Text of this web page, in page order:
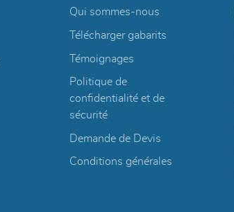
Qui sommes-nous
Télécharger gabarits
Témoignages
Politique de
confidentialité et de
sécurité
Demande de Devis
Conditions générales